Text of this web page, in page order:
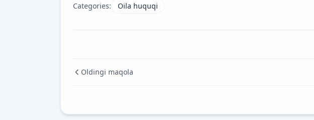
Categories: Oila huquqi
Oldingi maqola